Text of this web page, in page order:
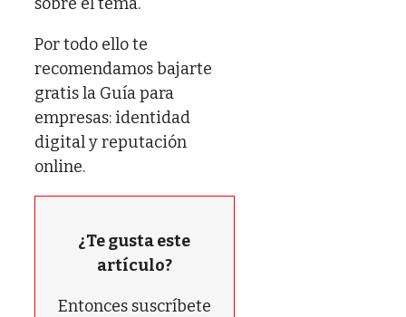
Por todo ello te
recomendamos bajarte
gratis la Guía para
empresas: identidad
digital y reputación
online.
¿Te gusta este
artículo?
Entonces suscríbete